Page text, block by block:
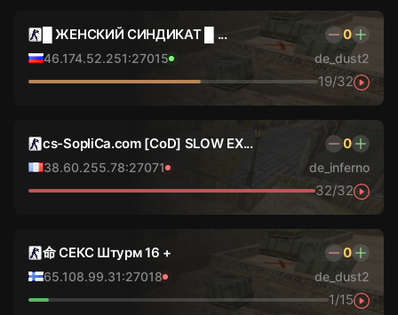
█ ЖЕНСКИЙ СИНДИКАТ █ ... 0
46.174.52.251:27015 de_dust2
19/32
cs-SopliCa.com [CoD] SLOW EX... 0
38.60.255.78:27071 de_inferno
32/32
命 СЕКС Штурм 16 + 0
65.108.99.31:27018 de_dust2
1/15